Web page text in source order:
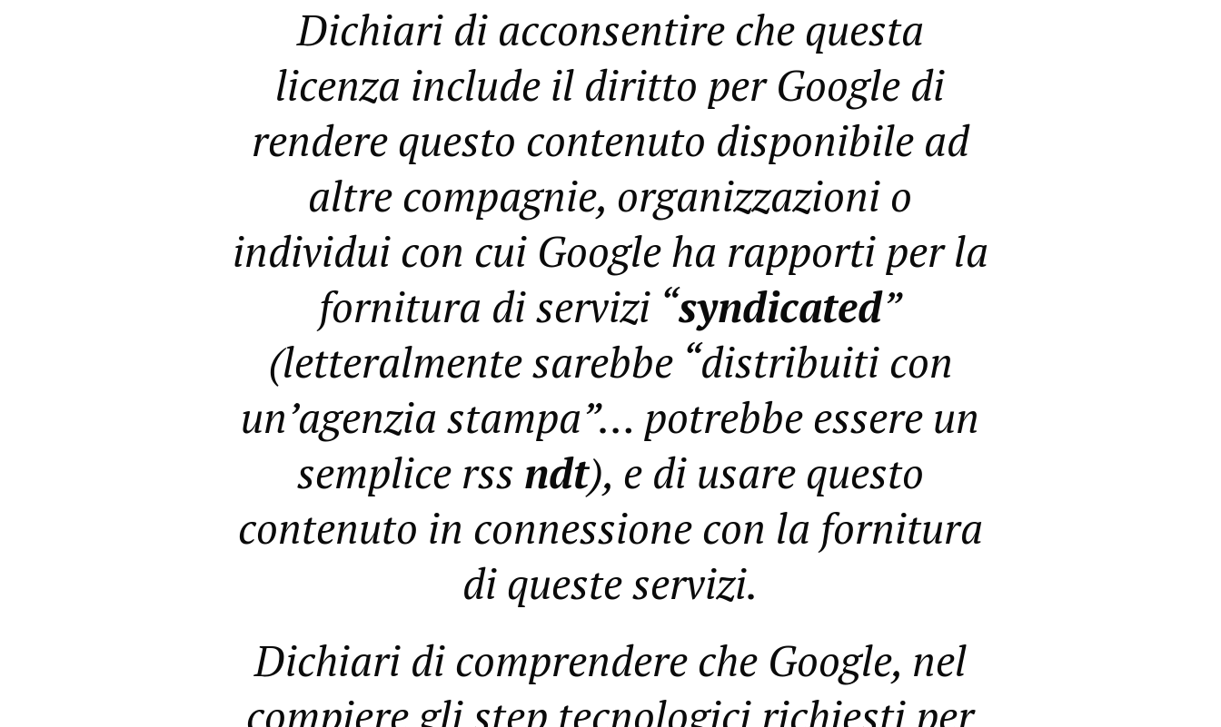
Dichiari di acconsentire che questa
licenza include il diritto per Google di
rendere questo contenuto disponibile ad
altre compagnie, organizzazioni o
individui con cui Google ha rapporti per la
fornitura di servizi “syndicated”
(letteralmente sarebbe “distribuiti con
un’agenzia stampa”… potrebbe essere un
semplice rss ndt), e di usare questo
contenuto in connessione con la fornitura
di queste servizi.
Dichiari di comprendere che Google, nel
compiere gli step tecnologici richiesti per